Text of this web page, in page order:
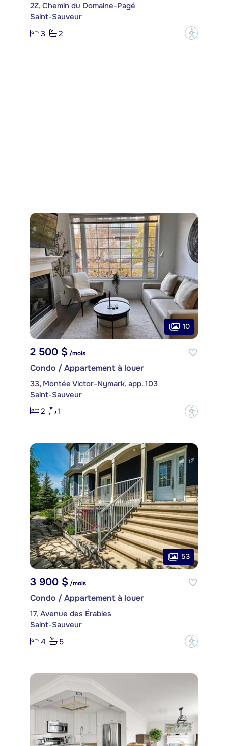
2Z, Chemin du Domaine-Pagé
Saint-Sauveur
3
2 ?
10
2 500 $ /mois
Condo / Appartement à louer
33, Montée Victor-Nymark, app. 103
Saint-Sauveur
2
1 ?
53
3 900 $/mois
Condo / Appartement à louer
17, Avenue des Érables
Saint-Sauveur
4
5 ?